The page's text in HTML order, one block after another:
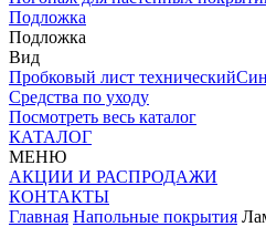
Подложка
Подложка
Вид
Пробковый лист технический
Средства по уходу
Посмотреть весь каталог
КАТАЛОГ
МЕНЮ
АКЦИИ И РАСПРОДАЖИ
КОНТАКТЫ
Главная Напольные покрытия